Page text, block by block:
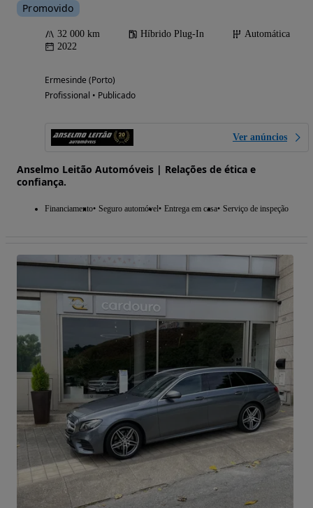
Promovido
32 000 km Híbrido Plug-In
Automática
2022
Ermesinde (Porto)
Profissional • Publicado
Ver anúncios
Anselmo Leitão Automóveis | Relações de ética e
confiança.
Financiamento Seguro automóvel Entrega em casa Serviço de inspeção